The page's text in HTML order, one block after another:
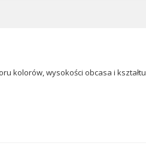
kolorów, wysokości obcasa i kształtu